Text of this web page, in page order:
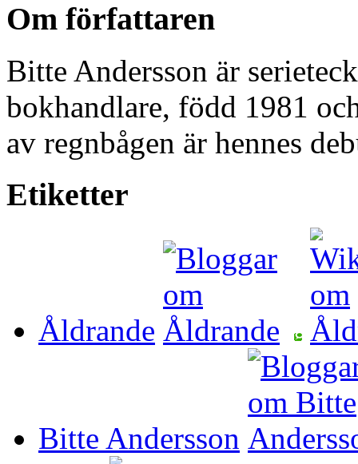
Om författaren
Bitte Andersson är
bokhandlare, född 1981
av regnbågen är hennes
Etiketter
Åldrande
Bitte Andersson